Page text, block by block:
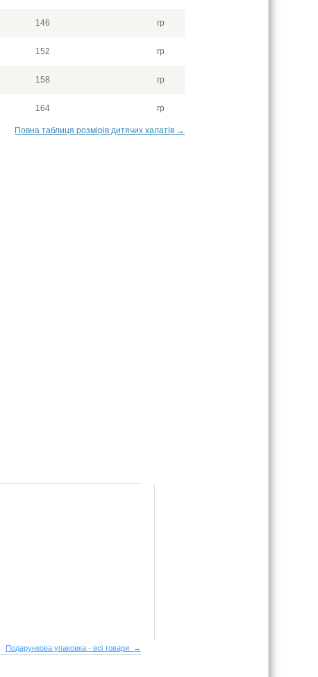
146 гр
152 гр
158 гр
164 гр
Повна таблиця розмірів дитячих халатів →
Подарункова упаковка - всі товари →